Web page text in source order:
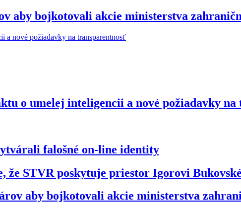
aby bojkotovali akcie ministerstva
o umelej inteligencii a nové požiadavky
falošné on-line identity
že STVR poskytuje priestor Igorovi
aby bojkotovali akcie ministerstva